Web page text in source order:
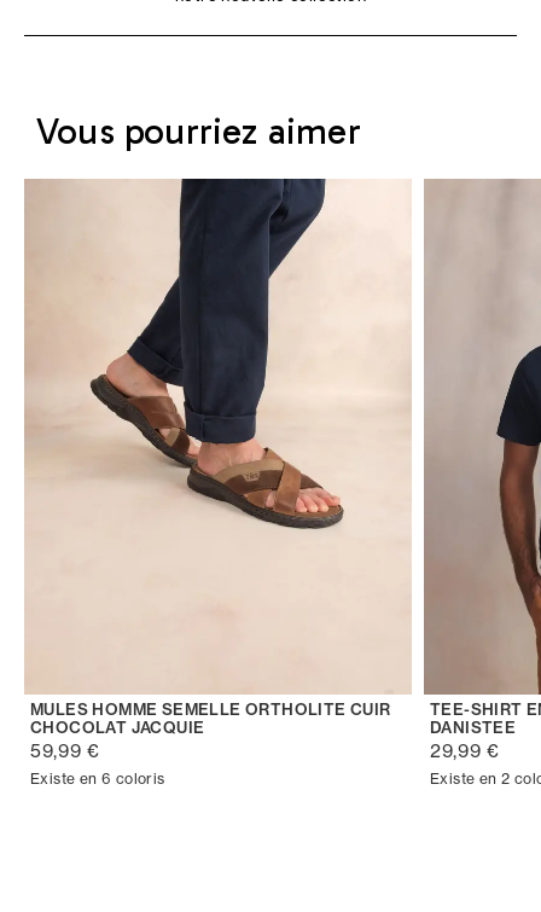
Vous pourriez aimer
MULES HOMME SEMELLE ORTHOLITE CUIR
CHOCOLAT JACQUIE
59,99 €
Existe en 6 coloris
TEE-SHIRT
DANISTEE
29,99 €
Existe en 2